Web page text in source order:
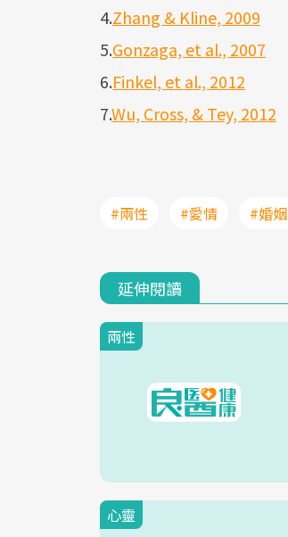
4.Zhang & Kline, 2009
5.Gonzaga, et al., 2007
6.Finkel, et al., 2012
7.Wu, Cross, & Tey, 2012
#兩性 #愛情 #婚姻
延伸閱讀
兩性
心靈